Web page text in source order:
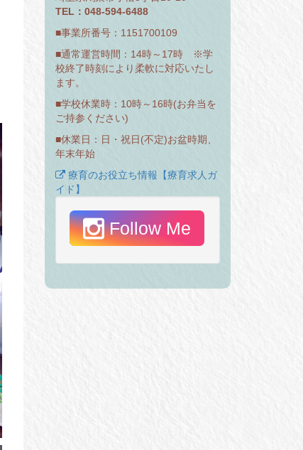
TEL：048-594-6488
■事業所番号：1151700109
■通常運営時間：14時～17時 ※学
校終了時刻により柔軟に対応いたし
ます。
■学校休業時：10時～16時(お弁当を
ご持参ください)
■休業日：日・祝日(不定)お盆時期、
年末年始
療育のお役立ち情報【療育求人ガ
イド】
Follow Me